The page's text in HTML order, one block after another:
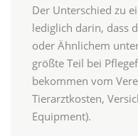
Der Unterschied zu
lediglich darin, dass
oder Ähnlichem
größte Teil bei
bekommen vom
Tierarztkosten,
Equipment).